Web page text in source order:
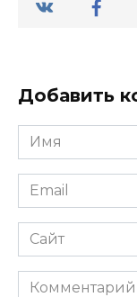
Добавить
Имя
*
Email
*
Сайт
Комментарий